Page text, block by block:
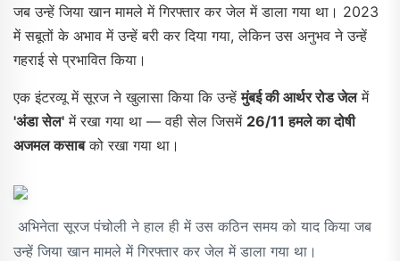
जब उन्हें जिया खान मामले में गिरफ्तार कर जेल में डाला गया था। 2023
में सबूतों के अभाव में उन्हें बरी कर दिया गया, लेकिन उस अनुभव ने उन्हें
गहराई से प्रभावित किया।
एक इंटरव्यू में सूरज ने खुलासा किया कि उन्हेंमुंबई की आर्थर रोड जेलमें
'अंडा सेल' में रखा गया था — वही सेल जिसमें 26/11 हमले का दोषी
अजमल कसाबको रखा गया था।
अभिनेता सूरज पंचोली ने हाल ही में उस कठिन समय को याद किया जब
उन्हें जिया खान मामले में गिरफ्तार कर जेल में डाला गया था।